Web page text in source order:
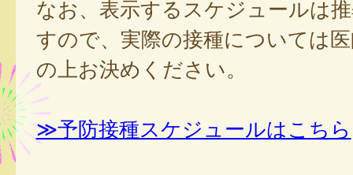
なお、表示するスケジュールは
すので、実際の接種については
の上お決めください。
≫予防接種スケジュールはこちら